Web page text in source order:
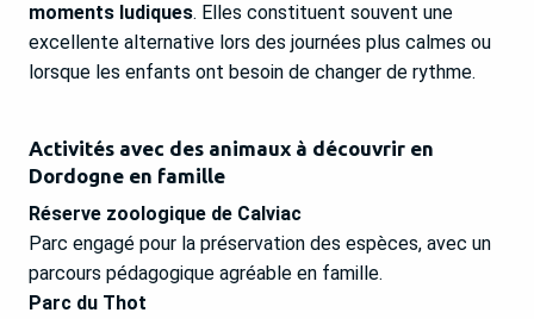
moments ludiques. Elles constituent souvent une
excellente alternative lors des journées plus calmes ou
lorsque les enfants ont besoin de changer de rythme.
Activités avec des animaux à découvrir en
Dordogne en famille
Réserve zoologique de Calviac
Parc engagé pour la préservation des espèces, avec un
parcours pédagogique agréable en famille.
Parc du Thot